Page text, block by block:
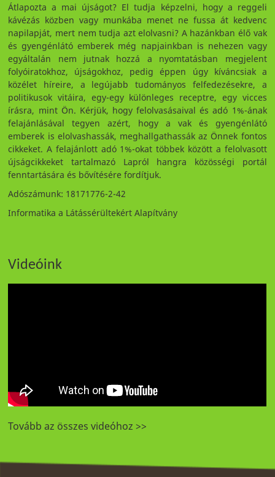
Átlapozta a mai újságot? El tudja képzelni, hogy a reggeli
kávézás közben vagy munkába menet ne fussa át kedvenc
napilapját, mert nem tudja azt elolvasni? A hazánkban élő vak
és gyengénlátó emberek még napjainkban is nehezen vagy
egyáltalán nem jutnak hozzá a nyomtatásban megjelent
folyóiratokhoz, újságokhoz, pedig éppen úgy kíváncsiak a
közélet híreire, a legújabb tudományos felfedezésekre, a
politikusok vitáira, egy-egy különleges receptre, egy vicces
írásra, mint Ön. Kérjük, hogy felolvasásaival és adó 1%-ának
felajánlásával tegyen azért, hogy a vak és gyengénlátó
emberek is elolvashassák, meghallgathassák az Önnek fontos
cikkeket. A felajánlott adó 1%-okat többek között a felolvasott
újságcikkeket tartalmazó Lapról hangra közösségi portál
fenntartására és bővítésére fordítjuk.
Adószámunk: 18171776-2-42
Informatika a Látássérültekért Alapítvány
Videóink
Tovább az összes videóhoz >>